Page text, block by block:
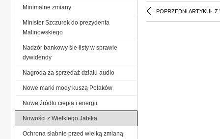
POPRZEDNI ARTYKUŁ Z
Minimalne zmiany
Minister Szczurek do prezydenta
Malinowskiego
Nadzór bankowy śle listy w sprawie
dywidendy
Nagroda za sprzedaż działu audio
Nowe marki mody kuszą Polaków
Nowe źródło ciepła i energii
Nowości z Wielkiego Jabłka
Ochrona słabnie przed wielką zmianą